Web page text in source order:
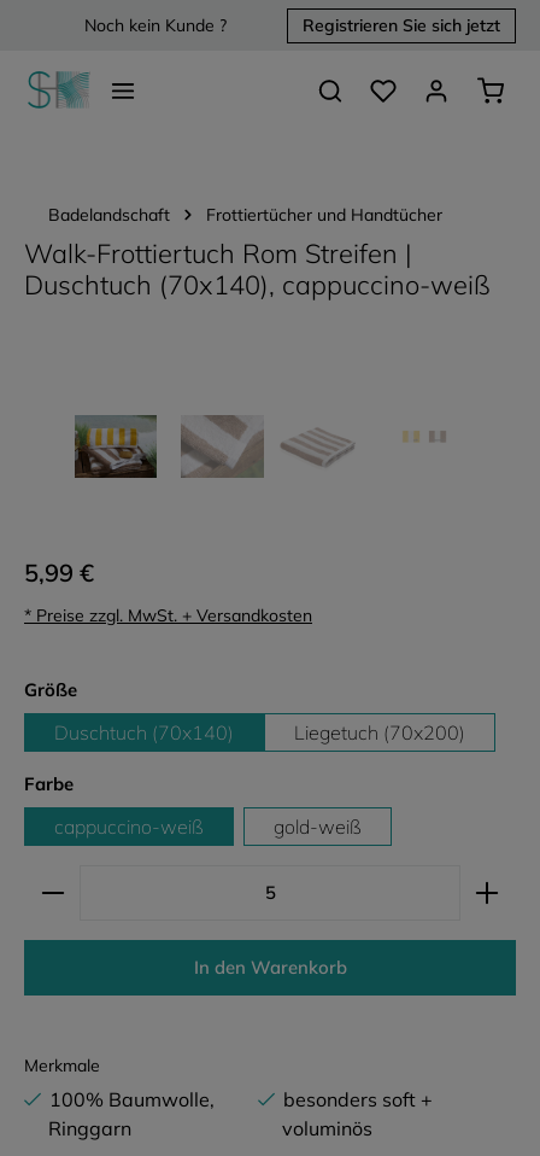
springenNoch kein Kunde ? Registrieren Sie sich jetzt
Du hast 0 Produkte
Badelandschaft Frottiertücher und Handtücher
Walk-Frottiertuch Rom Streifen |
Duschtuch (70x140), cappuccino-weiß
5,99 €
* Preise zzgl. MwSt. + Versandkosten
Größeauswählen
Duschtuch (70x140) Liegetuch (70x200)
Farbeauswählen
cappuccino-weiß gold-weiß
Produkt Anzahl: Gib den gewünschten Wert ein
In den Warenkorb
Merkmale
100% Baumwolle,
Ringgarn
besonders soft +
voluminös